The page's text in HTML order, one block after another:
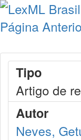
Página
Tipo
Artigo de
Autor
Neves,